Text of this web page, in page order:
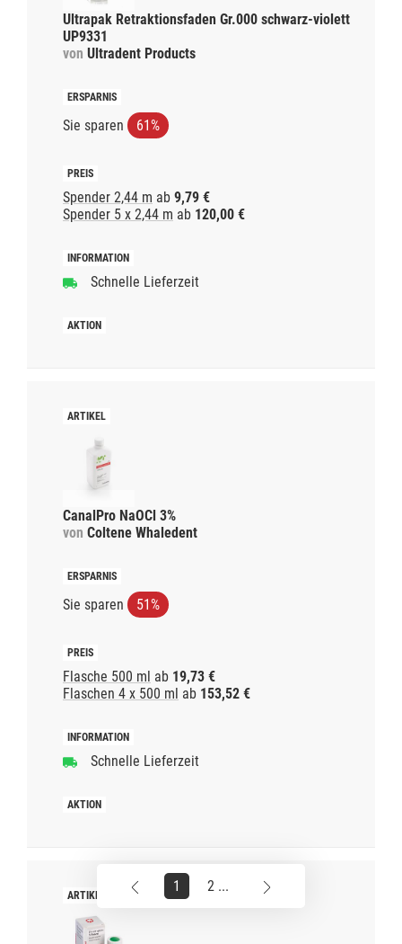
Ultrapak Retraktionsfaden Gr.000 schwarz-violett
UP9331
von Ultradent Products
Sie sparen 61%
Spender 2,44 m ab 9,79 €
Spender 5 x 2,44 m ab 120,00 €
Schnelle Lieferzeit
CanalPro NaOCl 3%
von Coltene Whaledent
Sie sparen 51%
Flasche 500 ml ab 19,73 €
Flaschen 4 x 500 ml ab 153,52 €
Schnelle Lieferzeit
1 2 ...